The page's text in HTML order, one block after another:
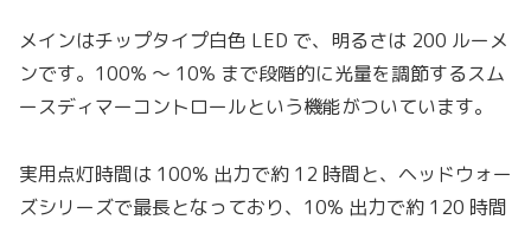
メインはチップタイプ白色 LED で、明るさは 200 ルーメ
ンです。100% 〜 10% まで段階的に光量を調節するスム
ースディマーコントロールという機能がついています。
実用点灯時間は 100% 出力で約 12 時間と、ヘッドウォー
ズシリーズで最長となっており、10% 出力で約 120 時間